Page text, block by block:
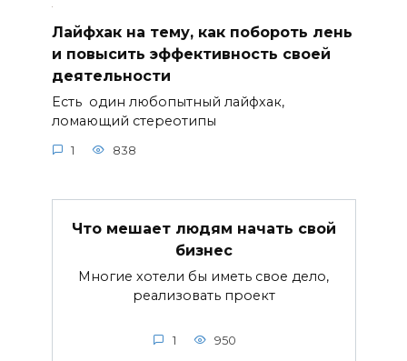
Лайфхак на тему, как побороть лень
и повысить эффективность своей
деятельности
Есть один любопытный лайфхак,
ломающий стереотипы
1 838
Что мешает людям начать свой
бизнес
Многие хотели бы иметь свое дело,
реализовать проект
1 950